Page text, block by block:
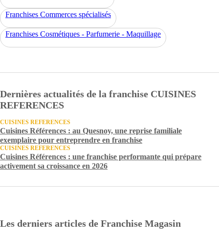
Franchises Commerces spécialisés
Franchises Cosmétiques - Parfumerie - Maquillage
Dernières actualités de la franchise CUISINES
REFERENCES
CUISINES REFERENCES
Cuisines Références : au Quesnoy, une reprise familiale
exemplaire pour entreprendre en franchise
CUISINES REFERENCES
Cuisines Références : une franchise performante qui prépare
activement sa croissance en 2026
Les derniers articles de Franchise Magasin